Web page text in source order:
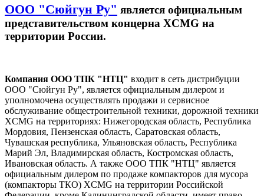
ООО "Сюйгун Ру" является официальным
представительством концерна XCMG на
территории России.
Компания ООО ТПК "НТЦ" входит в сеть дистрибуции
ООО "Сюйгун Ру", является официальным дилером и
уполномочена осуществлять продажи и сервисное
обслуживание общестроительной техники, дорожной техники
XCMG на территориях: Нижегородская область, Республика
Мордовия, Пензенская область, Саратовская область,
Чувашская республика, Ульяновская область, Республика
Марий Эл, Владимирская область, Костромская область,
Ивановская область. А также ООО ТПК "НТЦ" является
официальным дилером по продаже компакторов для мусора
(компакторы ТКО) XCMG на территории Российской